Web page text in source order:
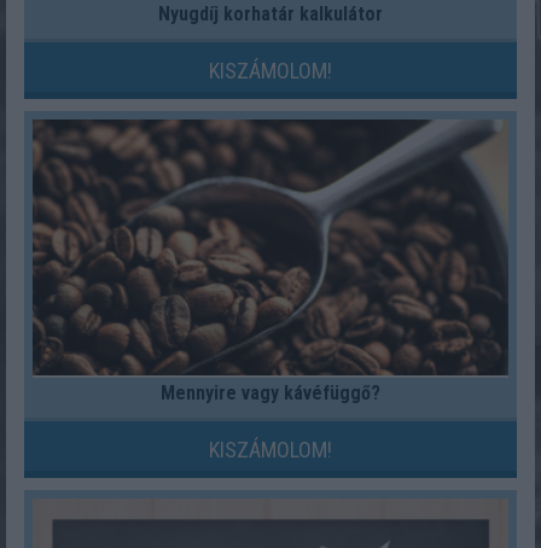
Nyugdíj korhatár kalkulátor
KISZÁMOLOM!
Mennyire vagy kávéfüggő?
KISZÁMOLOM!